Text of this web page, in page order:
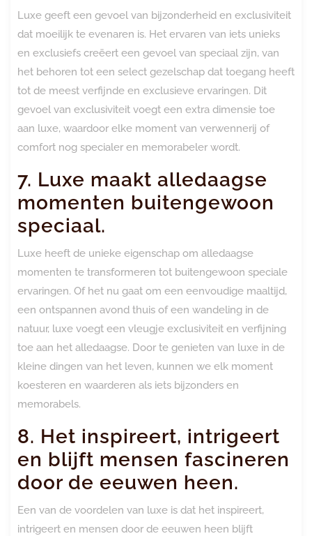
Luxe geeft een gevoel van bijzonderheid en exclusiviteit
dat moeilijk te evenaren is. Het ervaren van iets unieks
en exclusiefs creëert een gevoel van speciaal zijn, van
het behoren tot een select gezelschap dat toegang heeft
tot de meest verfijnde en exclusieve ervaringen. Dit
gevoel van exclusiviteit voegt een extra dimensie toe
aan luxe, waardoor elke moment van verwennerij of
comfort nog specialer en memorabeler wordt.
7. Luxe maakt alledaagse
momenten buitengewoon
speciaal.
Luxe heeft de unieke eigenschap om alledaagse
momenten te transformeren tot buitengewoon speciale
ervaringen. Of het nu gaat om een eenvoudige maaltijd,
een ontspannen avond thuis of een wandeling in de
natuur, luxe voegt een vleugje exclusiviteit en verfijning
toe aan het alledaagse. Door te genieten van luxe in de
kleine dingen van het leven, kunnen we elk moment
koesteren en waarderen als iets bijzonders en
memorabels.
8. Het inspireert, intrigeert
en blijft mensen fascineren
door de eeuwen heen.
Een van de voordelen van luxe is dat het inspireert,
intrigeert en mensen door de eeuwen heen blijft